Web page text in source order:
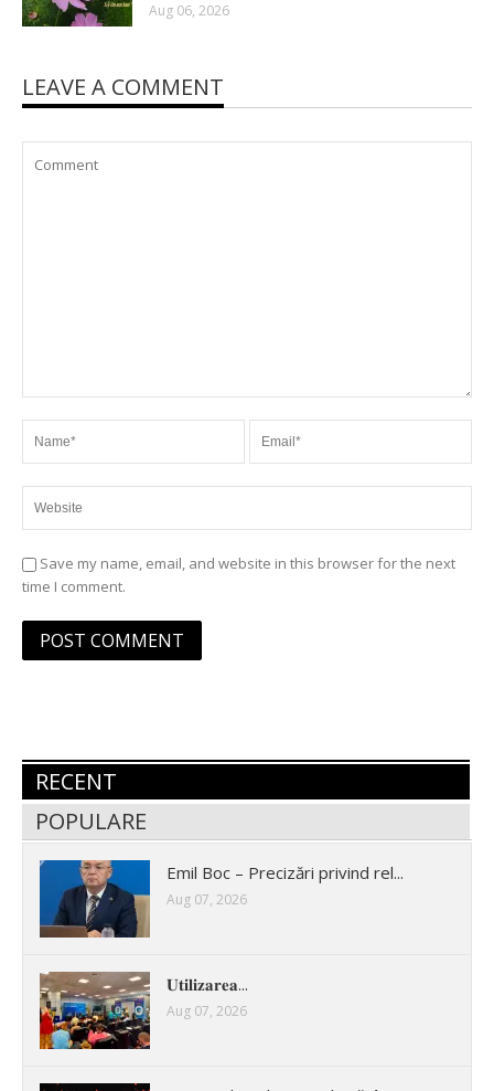
Aug 06, 2026
LEAVE A COMMENT
Save my name, email, and website in this browser for the next
time I comment.
RECENT
POPULARE
Emil Boc – Precizări privind rel...
Aug 07, 2026
𝐔𝐭𝐢𝐥𝐢𝐳𝐚𝐫𝐞𝐚...
Aug 07, 2026